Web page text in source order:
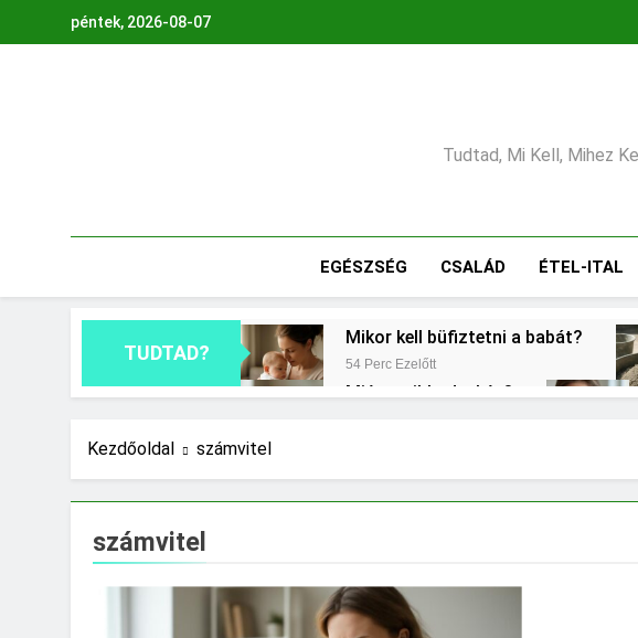
péntek, 2026-08-07
Tudtad, Mi Kell, Mihez
EGÉSZSÉG CSALÁD ÉTEL-ITAL
TUDTAD?
Mikor kell büfiztetni a babát?
54 Perc Ezelőtt
Miért zsibbad a kéz?
Mit jelent a magas vérnyomás?
Kezdőoldal számvitel
számvitel